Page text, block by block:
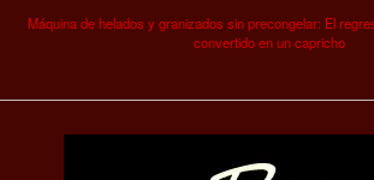
Máquina de helados y granizados sin precongelar: El
convertido en un capricho